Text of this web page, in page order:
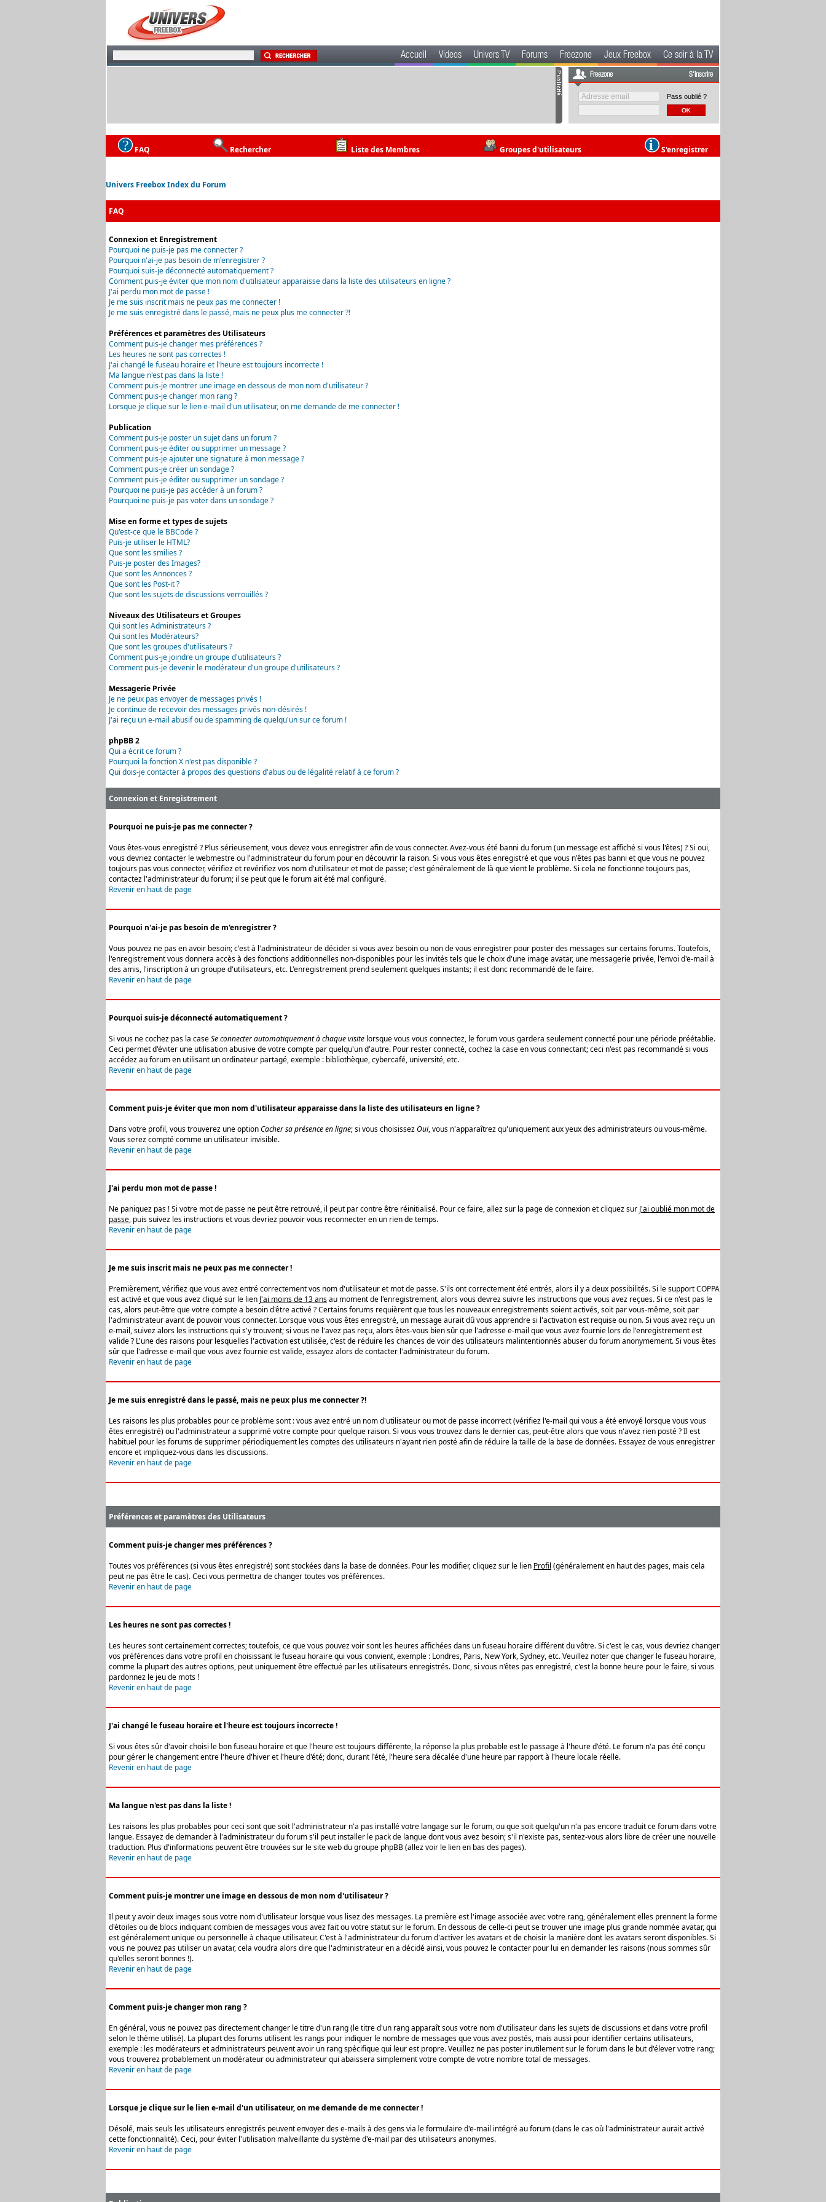
Accueil Videos Univers TV Forums Freezone Jeux Freebox Ce soir à la TV
Freezone S'inscrire
Pass oublié ?
FAQ Rechercher Liste des Membres Groupes d'utilisateurs S'enregistrer
Univers Freebox Index du Forum
FAQ
Connexion et Enregistrement
Pourquoi ne puis-je pas me connecter ?
Pourquoi n'ai-je pas besoin de m'enregistrer ?
Pourquoi suis-je déconnecté automatiquement ?
Comment puis-je éviter que mon nom d'utilisateur apparaisse dans la liste des utilisateurs en ligne ?
J'ai perdu mon mot de passe !
Je me suis inscrit mais ne peux pas me connecter !
Je me suis enregistré dans le passé, mais ne peux plus me connecter ?!
Préférences et paramètres des Utilisateurs
Comment puis-je changer mes préférences ?
Les heures ne sont pas correctes !
J'ai changé le fuseau horaire et l'heure est toujours incorrecte !
Ma langue n'est pas dans la liste !
Comment puis-je montrer une image en dessous de mon nom d'utilisateur ?
Comment puis-je changer mon rang ?
Lorsque je clique sur le lien e-mail d'un utilisateur, on me demande de me connecter !
Publication
Comment puis-je poster un sujet dans un forum ?
Comment puis-je éditer ou supprimer un message ?
Comment puis-je ajouter une signature à mon message ?
Comment puis-je créer un sondage ?
Comment puis-je éditer ou supprimer un sondage ?
Pourquoi ne puis-je pas accéder à un forum ?
Pourquoi ne puis-je pas voter dans un sondage ?
Mise en forme et types de sujets
Qu'est-ce que le BBCode ?
Puis-je utiliser le HTML?
Que sont les smilies ?
Puis-je poster des Images?
Que sont les Annonces ?
Que sont les Post-it ?
Que sont les sujets de discussions verrouillés ?
Niveaux des Utilisateurs et Groupes
Qui sont les Administrateurs ?
Qui sont les Modérateurs?
Que sont les groupes d'utilisateurs ?
Comment puis-je joindre un groupe d'utilisateurs ?
Comment puis-je devenir le modérateur d'un groupe d'utilisateurs ?
Messagerie Privée
Je ne peux pas envoyer de messages privés !
Je continue de recevoir des messages privés non-désirés !
J'ai reçu un e-mail abusif ou de spamming de quelqu'un sur ce forum !
phpBB 2
Qui a écrit ce forum ?
Pourquoi la fonction X n'est pas disponible ?
Qui dois-je contacter à propos des questions d'abus ou de légalité relatif à ce forum ?
Connexion et Enregistrement
Pourquoi ne puis-je pas me connecter ?
Vous êtes-vous enregistré ? Plus sérieusement, vous devez vous enregistrer afin de vous connecter. Avez-vous été banni du forum (un message est affiché si vous l'êtes) ? Si oui,
vous devriez contacter le webmestre ou l'administrateur du forum pour en découvrir la raison. Si vous vous êtes enregistré et que vous n'êtes pas banni et que vous ne pouvez
toujours pas vous connecter, vérifiez et revérifiez vos nom d'utilisateur et mot de passe; c'est généralement de là que vient le problème. Si cela ne fonctionne toujours pas,
contactez l'administrateur du forum; il se peut que le forum ait été mal configuré.
Revenir en haut de page
Pourquoi n'ai-je pas besoin de m'enregistrer ?
Vous pouvez ne pas en avoir besoin; c'est à l'administrateur de décider si vous avez besoin ou non de vous enregistrer pour poster des messages sur certains forums. Toutefois,
l'enregistrement vous donnera accès à des fonctions additionnelles non-disponibles pour les invités tels que le choix d'une image avatar, une messagerie privée, l'envoi d'e-mail à
des amis, l'inscription à un groupe d'utilisateurs, etc. L'enregistrement prend seulement quelques instants; il est donc recommandé de le faire.
Revenir en haut de page
Pourquoi suis-je déconnecté automatiquement ?
Si vous ne cochez pas la caseSe connecter automatiquement à chaque visite lorsque vous vous connectez, le forum vous gardera seulement connecté pour une période préétablie.
Ceci permet d'éviter une utilisation abusive de votre compte par quelqu'un d'autre. Pour rester connecté, cochez la case en vous connectant; ceci n'est pas recommandé si vous
accédez au forum en utilisant un ordinateur partagé, exemple : bibliothèque, cybercafé, université, etc.
Revenir en haut de page
Comment puis-je éviter que mon nom d'utilisateur apparaisse dans la liste des utilisateurs en ligne ?
Dans votre profil, vous trouverez une optionCacher sa présence en ligne; si vous choisissezOui, vous n'apparaîtrez qu'uniquement aux yeux des administrateurs ou vous-même.
Vous serez compté comme un utilisateur invisible.
Revenir en haut de page
J'ai perdu mon mot de passe !
Ne paniquez pas ! Si votre mot de passe ne peut être retrouvé, il peut par contre être réinitialisé. Pour ce faire, allez sur la page de connexion et cliquez sur J'ai oublié mon mot de
passe, puis suivez les instructions et vous devriez pouvoir vous reconnecter en un rien de temps.
Revenir en haut de page
Je me suis inscrit mais ne peux pas me connecter !
Premièrement, vérifiez que vous avez entré correctement vos nom d'utilisateur et mot de passe. S'ils ont correctement été entrés, alors il y a deux possibilités. Si le support COPPA
est activé et que vous avez cliqué sur le lien J'ai moins de 13 ansau moment de l'enregistrement, alors vous devrez suivre les instructions que vous avez reçues. Si ce n'est pas le
cas, alors peut-être que votre compte a besoin d'être activé ? Certains forums requièrent que tous les nouveaux enregistrements soient activés, soit par vous-même, soit par
l'administrateur avant de pouvoir vous connecter. Lorsque vous vous êtes enregistré, un message aurait dû vous apprendre si l'activation est requise ou non. Si vous avez reçu un
e-mail, suivez alors les instructions qui s'y trouvent; si vous ne l'avez pas reçu, alors êtes-vous bien sûr que l'adresse e-mail que vous avez fournie lors de l'enregistrement est
valide ? L'une des raisons pour lesquelles l'activation est utilisée, c'est de réduire les chances de voir des utilisateurs malintentionnés abuser du forum anonymement. Si vous êtes
sûr que l'adresse e-mail que vous avez fournie est valide, essayez alors de contacter l'administrateur du forum.
Revenir en haut de page
Je me suis enregistré dans le passé, mais ne peux plus me connecter ?!
Les raisons les plus probables pour ce problème sont : vous avez entré un nom d'utilisateur ou mot de passe incorrect (vérifiez l'e-mail qui vous a été envoyé lorsque vous vous
êtes enregistré) ou l'administrateur a supprimé votre compte pour quelque raison. Si vous vous trouvez dans le dernier cas, peut-être alors que vous n'avez rien posté ? Il est
habituel pour les forums de supprimer périodiquement les comptes des utilisateurs n'ayant rien posté afin de réduire la taille de la base de données. Essayez de vous enregistrer
encore et impliquez-vous dans les discussions.
Revenir en haut de page
Préférences et paramètres des Utilisateurs
Comment puis-je changer mes préférences ?
Toutes vos préférences (si vous êtes enregistré) sont stockées dans la base de données. Pour les modifier, cliquez sur le lien Profil (généralement en haut des pages, mais cela
peut ne pas être le cas). Ceci vous permettra de changer toutes vos préférences.
Revenir en haut de page
Les heures ne sont pas correctes !
Les heures sont certainement correctes; toutefois, ce que vous pouvez voir sont les heures affichées dans un fuseau horaire différent du vôtre. Si c'est le cas, vous devriez changer
vos préférences dans votre profil en choisissant le fuseau horaire qui vous convient, exemple : Londres, Paris, New York, Sydney, etc. Veuillez noter que changer le fuseau horaire,
comme la plupart des autres options, peut uniquement être effectué par les utilisateurs enregistrés. Donc, si vous n'êtes pas enregistré, c'est la bonne heure pour le faire, si vous
pardonnez le jeu de mots !
Revenir en haut de page
J'ai changé le fuseau horaire et l'heure est toujours incorrecte !
Si vous êtes sûr d'avoir choisi le bon fuseau horaire et que l'heure est toujours différente, la réponse la plus probable est le passage à l'heure d'été. Le forum n'a pas été conçu
pour gérer le changement entre l'heure d'hiver et l'heure d'été; donc, durant l'été, l'heure sera décalée d'une heure par rapport à l'heure locale réelle.
Revenir en haut de page
Ma langue n'est pas dans la liste !
Les raisons les plus probables pour ceci sont que soit l'administrateur n'a pas installé votre langage sur le forum, ou que soit quelqu'un n'a pas encore traduit ce forum dans votre
langue. Essayez de demander à l'administrateur du forum s'il peut installer le pack de langue dont vous avez besoin; s'il n'existe pas, sentez-vous alors libre de créer une nouvelle
traduction. Plus d'informations peuvent être trouvées sur le site web du groupe phpBB (allez voir le lien en bas des pages).
Revenir en haut de page
Comment puis-je montrer une image en dessous de mon nom d'utilisateur ?
Il peut y avoir deux images sous votre nom d'utilisateur lorsque vous lisez des messages. La première est l'image associée avec votre rang, généralement elles prennent la forme
d'étoiles ou de blocs indiquant combien de messages vous avez fait ou votre statut sur le forum. En dessous de celle-ci peut se trouver une image plus grande nommée avatar, qui
est généralement unique ou personnelle à chaque utilisateur. C'est à l'administrateur du forum d'activer les avatars et de choisir la manière dont les avatars seront disponibles. Si
vous ne pouvez pas utiliser un avatar, cela voudra alors dire que l'administrateur en a décidé ainsi, vous pouvez le contacter pour lui en demander les raisons (nous sommes sûr
qu'elles seront bonnes !).
Revenir en haut de page
Comment puis-je changer mon rang ?
En général, vous ne pouvez pas directement changer le titre d'un rang (le titre d'un rang apparaît sous votre nom d'utilisateur dans les sujets de discussions et dans votre profil
selon le thème utilisé). La plupart des forums utilisent les rangs pour indiquer le nombre de messages que vous avez postés, mais aussi pour identifier certains utilisateurs,
exemple : les modérateurs et administrateurs peuvent avoir un rang spécifique qui leur est propre. Veuillez ne pas poster inutilement sur le forum dans le but d'élever votre rang;
vous trouverez probablement un modérateur ou administrateur qui abaissera simplement votre compte de votre nombre total de messages.
Revenir en haut de page
Lorsque je clique sur le lien e-mail d'un utilisateur, on me demande de me connecter !
Désolé, mais seuls les utilisateurs enregistrés peuvent envoyer des e-mails à des gens via le formulaire d'e-mail intégré au forum (dans le cas où l'administrateur aurait activé
cette fonctionnalité). Ceci, pour éviter l'utilisation malveillante du système d'e-mail par des utilisateurs anonymes.
Revenir en haut de page